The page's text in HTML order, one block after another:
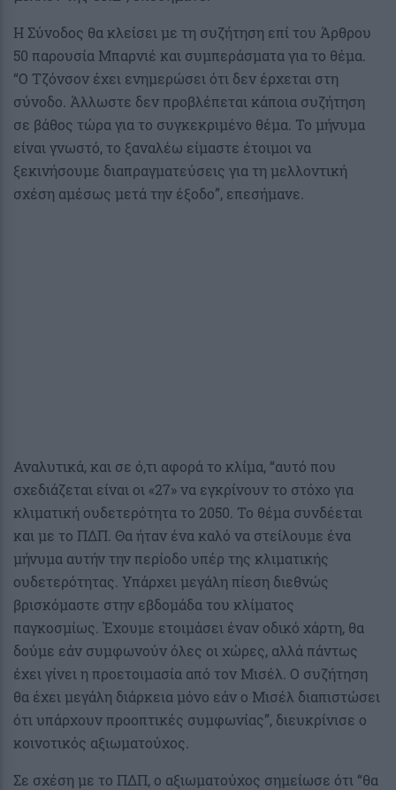
Η Σύνοδος θα κλείσει με τη συζήτηση επί του Άρθρου
50 παρουσία Μπαρνιέ και συμπεράσματα για το θέμα.
“Ο Τζόνσον έχει ενημερώσει ότι δεν έρχεται στη
σύνοδο. Άλλωστε δεν προβλέπεται κάποια συζήτηση
σε βάθος τώρα για το συγκεκριμένο θέμα. Το μήνυμα
είναι γνωστό, το ξαναλέω είμαστε έτοιμοι να
ξεκινήσουμε διαπραγματεύσεις για τη μελλοντική
σχέση αμέσως μετά την έξοδο”, επεσήμανε.
Αναλυτικά, και σε ό,τι αφορά το κλίμα, “αυτό που
σχεδιάζεται είναι οι «27» να εγκρίνουν το στόχο για
κλιματική ουδετερότητα το 2050. Το θέμα συνδέεται
και με το ΠΔΠ. Θα ήταν ένα καλό να στείλουμε ένα
μήνυμα αυτήν την περίοδο υπέρ της κλιματικής
ουδετερότητας. Υπάρχει μεγάλη πίεση διεθνώς
βρισκόμαστε στην εβδομάδα του κλίματος
παγκοσμίως. Έχουμε ετοιμάσει έναν οδικό χάρτη, θα
δούμε εάν συμφωνούν όλες οι χώρες, αλλά πάντως
έχει γίνει η προετοιμασία από τον Μισέλ. Ο συζήτηση
θα έχει μεγάλη διάρκεια μόνο εάν ο Μισέλ διαπιστώσει
ότι υπάρχουν προοπτικές συμφωνίας”, διευκρίνισε ο
κοινοτικός αξιωματούχος.
Σε σχέση με το ΠΔΠ, ο αξιωματούχος σημείωσε ότι “θα